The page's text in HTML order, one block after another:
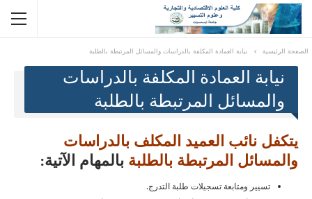
الصفحة الرئيسية نيابة العمادة المكلفة بالدراسات والمسائل المرتبطة بالطلبة
نيابة العمادة المكلفة بالدراسات
والمسائل المرتبطة بالطلبة
يتكفل نائب العميد المكلف بالدراسات
والمسائل المرتبطة بالطلبة بالمهام الآتية:
تسيير ومتابعة تسجيلات طلبة التدرج.